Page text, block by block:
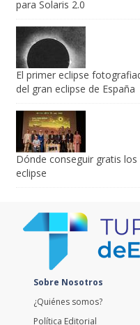
El primer eclipse
del gran eclipse de España
Dónde conseguir gratis
eclipse
Sobre Nosotros
¿Quiénes somos?
Política Editorial
Contacto